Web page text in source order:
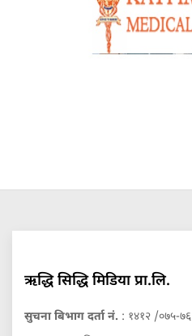
ऋद्धि सिद्धि मिडिया प्रा.लि.
सुचना बिभाग दर्ता नं. : १४१२ /०७५-७६